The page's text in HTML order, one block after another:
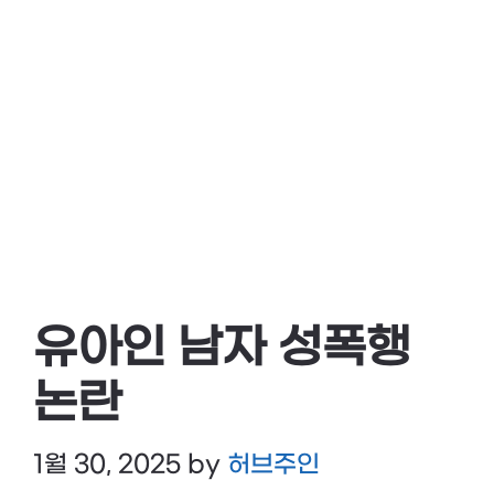
유아인 남자 성폭행
논란
1월 30, 2025 by 허브주인